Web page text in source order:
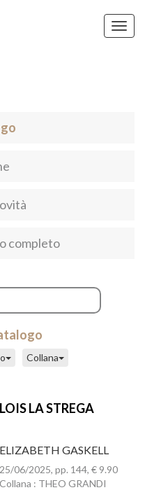
completo
Collana
LOIS LA STREGA
ELIZABETH GASKELL
25/06/2025, pp. 144, € 9.90
Collana : THEO GRANDI